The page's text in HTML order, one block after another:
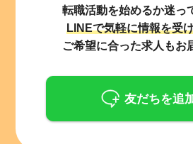
転職活動を始めるか迷っ
LINEで気軽に情報を受
ご希望に合った求人もお
友だちを追